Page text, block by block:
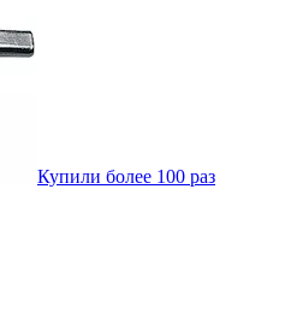
Купили более 100 раз